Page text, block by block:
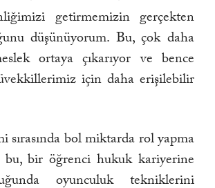
getirmemizin gerçekten
düşünüyorum. Bu, çok daha
ortaya çıkarıyor ve bence
için daha erişilebilir
sırasında bol miktarda rol yapma
bu, bir öğrenci hukuk kariyerine
oyunculuk tekniklerini